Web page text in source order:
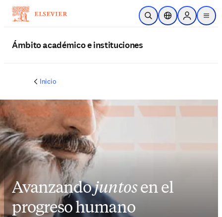
Saltar al contenido principal
Abrir búsqueda
Selector deSign in to
menu
Ámbito académico e instituciones
Inicio
Avanzandojuntosen el
progreso humano